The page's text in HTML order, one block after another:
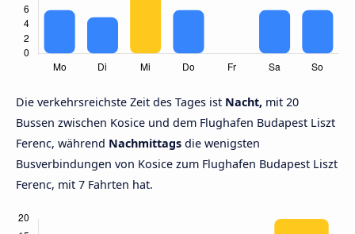
Die verkehrsreichste Zeit des Tages ist Nacht, mit 20
Bussen zwischen Kosice und dem Flughafen Budapest Liszt
Ferenc, während Nachmittags die wenigsten
Busverbindungen von Kosice zum Flughafen Budapest Liszt
Ferenc, mit 7 Fahrten hat.